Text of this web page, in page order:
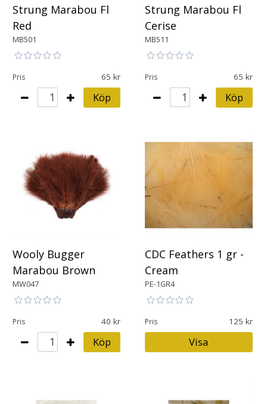
Strung Marabou Fl
Red
MB501
Pris 65
Köp
Strung Marabou Fl
Cerise
MB511
Pris 65
Köp
Wooly Bugger
Marabou Brown
MW047
Pris 40
Köp
CDC Feathers 1 gr -
Cream
PE-1GR4
Pris 125
Visa